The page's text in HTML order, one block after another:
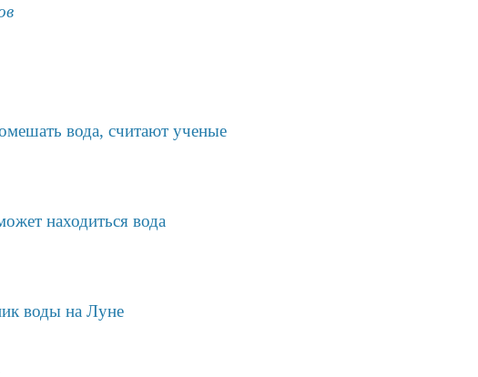
вода, считают ученые
находиться вода
воды на Луне